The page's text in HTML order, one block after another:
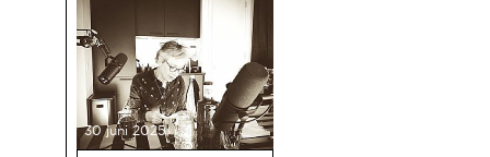
30 juni 2025